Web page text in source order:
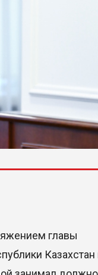
главы
Казахстан